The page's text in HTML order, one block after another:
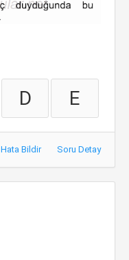
D E
Hata Bildir Soru Detay